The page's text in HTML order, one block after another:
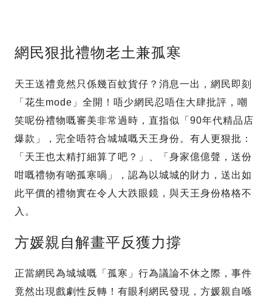
網民狠批禮物老土兼孤寒
天王送禮竟然只係幾百蚊貨仔？消息一出，網民即刻
「花生mode」全開！唔少網民忍唔住大肆批評，嘲
笑呢份禮物嘅審美非常過時，直指似「90年代精品店
爆款」，完全唔符合城城嘅天王身份。有人更狠批：
「天王也太精打細算了吧？」、「身家億億聲，送份
咁嘅禮物有啲孤寒喎」，認為以城城的財力，送出如
此平價的禮物實在令人大跌眼鏡，與天王身份格格不
入。
方媛親自解畫平反獲力撐
正當網民為城城嘅「孤寒」行為議論不休之際，事件
竟然出現戲劇性反轉！有眼利網民發現，方媛親自喺